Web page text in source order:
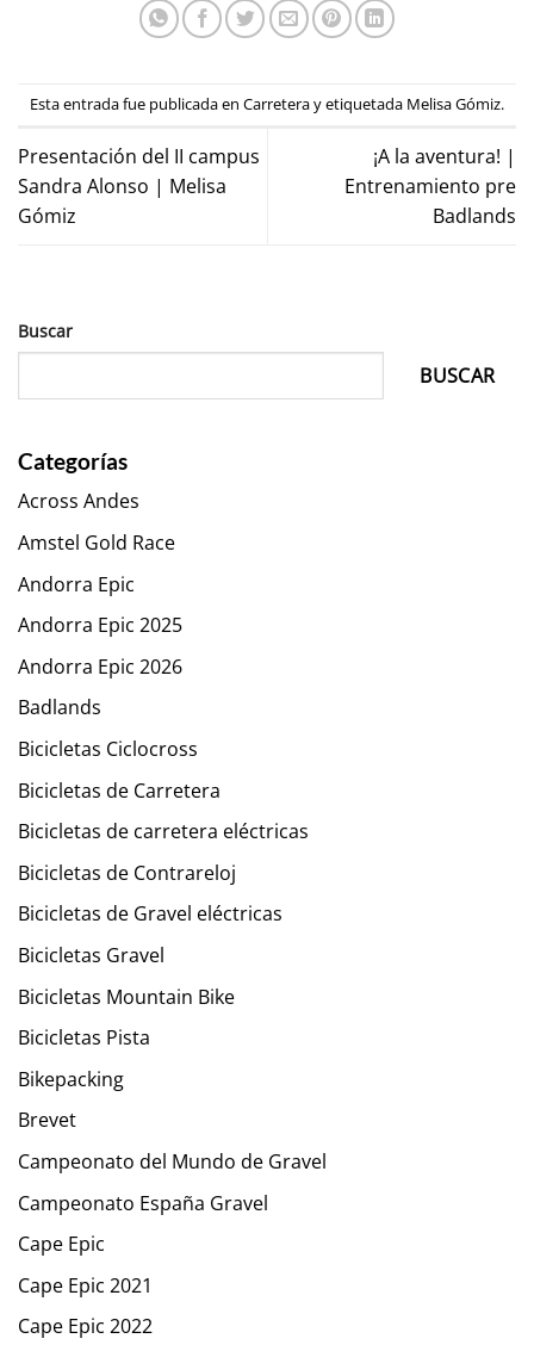
Esta entrada fue publicada en Carreteray etiquetada Melisa Gómiz.
Presentación del II campus
Sandra Alonso | Melisa
Gómiz
¡A la aventura! |
Entrenamiento pre
Badlands
Buscar
BUSCAR
Categorías
Across Andes
Amstel Gold Race
Andorra Epic
Andorra Epic 2025
Andorra Epic 2026
Badlands
Bicicletas Ciclocross
Bicicletas de Carretera
Bicicletas de carretera eléctricas
Bicicletas de Contrareloj
Bicicletas de Gravel eléctricas
Bicicletas Gravel
Bicicletas Mountain Bike
Bicicletas Pista
Bikepacking
Brevet
Campeonato del Mundo de Gravel
Campeonato España Gravel
Cape Epic
Cape Epic 2021
Cape Epic 2022